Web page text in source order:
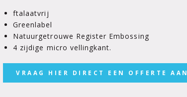
ftalaatvrij
Greenlabel
Natuurgetrouwe Register Embossing
4 zijdige micro vellingkant.
VRAAG HIER DIRECT EEN OFFERTE AAN